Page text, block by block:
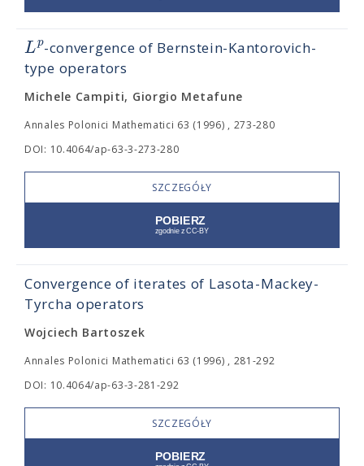
Lp-convergence of Bernstein-Kantorovich-
type operators
Michele Campiti, Giorgio Metafune
Annales Polonici Mathematici 63 (1996) , 273-280
DOI: 10.4064/ap-63-3-273-280
SZCZEGÓŁY
Convergence of iterates of Lasota-Mackey-
Tyrcha operators
Wojciech Bartoszek
Annales Polonici Mathematici 63 (1996) , 281-292
DOI: 10.4064/ap-63-3-281-292
SZCZEGÓŁY